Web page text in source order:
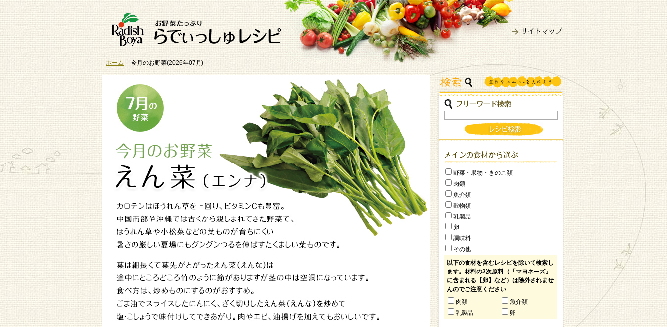
ホーム 今月のお野菜(2026年07月)
野菜・果物・きのこ類
肉類
魚介類
穀物類
乳製品
卵
調味料
その他
以下の食材を含むレシピを除いて検索し
ます。材料の2次原料（「マヨネーズ」
に含まれる【卵】など）は除外されませ
んのでご注意ください
肉類
魚介類
乳製品
卵